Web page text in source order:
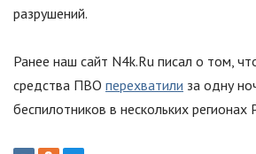
разрушений.
Ранее наш сайт N4k.Ru писал о том,
средства ПВО перехватили за одну
беспилотников в нескольких регионах